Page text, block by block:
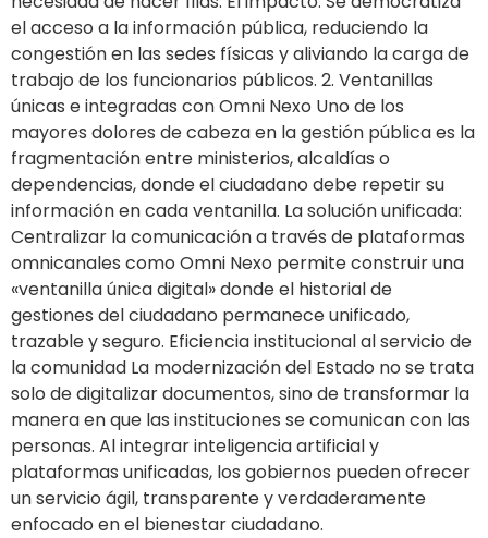
el acceso a la información pública, reduciendo la
congestión en las sedes físicas y aliviando la carga de
trabajo de los funcionarios públicos. 2. Ventanillas
únicas e integradas con Omni Nexo Uno de los
mayores dolores de cabeza en la gestión pública es la
fragmentación entre ministerios, alcaldías o
dependencias, donde el ciudadano debe repetir su
información en cada ventanilla. La solución unificada:
Centralizar la comunicación a través de plataformas
omnicanales como Omni Nexo permite construir una
«ventanilla única digital» donde el historial de
gestiones del ciudadano permanece unificado,
trazable y seguro. Eficiencia institucional al servicio de
la comunidad La modernización del Estado no se trata
solo de digitalizar documentos, sino de transformar la
manera en que las instituciones se comunican con las
personas. Al integrar inteligencia artificial y
plataformas unificadas, los gobiernos pueden ofrecer
un servicio ágil, transparente y verdaderamente
enfocado en el bienestar ciudadano.